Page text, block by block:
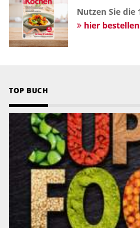
Nutzen Sie die
hier
TOP BUCH